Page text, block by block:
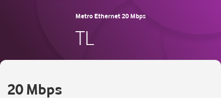
Metro Ethernet 20 Mbps
TL
20 Mbps